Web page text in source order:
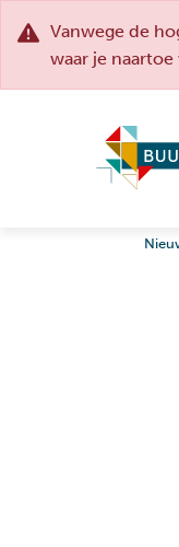
Vanwege de
waar je